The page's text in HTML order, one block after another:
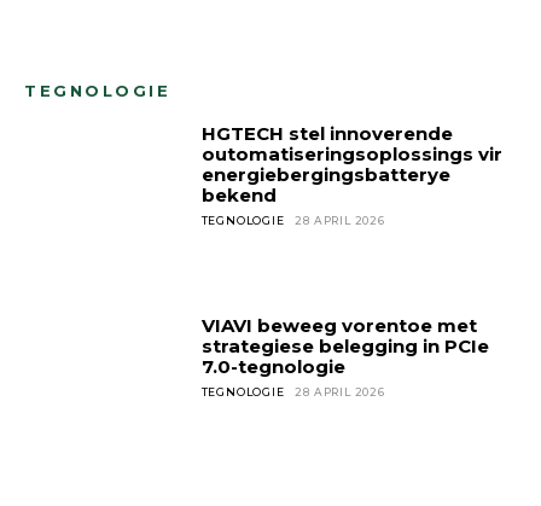
TEGNOLOGIE
HGTECH stel innoverende
outomatiseringsoplossings vir
energiebergingsbatterye
bekend
TEGNOLOGIE 28 APRIL 2026
VIAVI beweeg vorentoe met
strategiese belegging in PCIe
7.0-tegnologie
TEGNOLOGIE 28 APRIL 2026